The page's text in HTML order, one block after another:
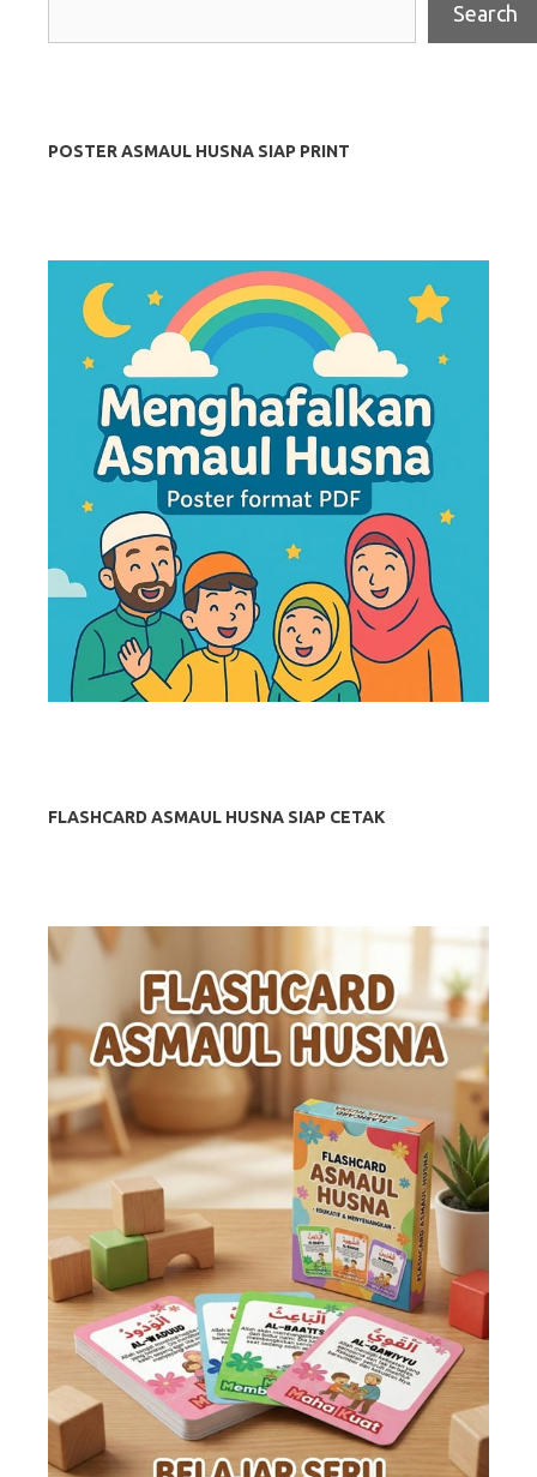
Search
POSTER ASMAUL HUSNA SIAP PRINT
FLASHCARD ASMAUL HUSNA SIAP CETAK